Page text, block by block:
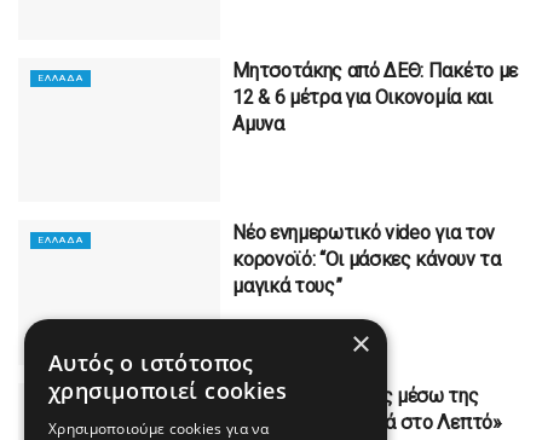
ΕΛΛΑΔΑ
Μητσοτάκης από ΔΕΘ: Πακέτο με
12 & 6 μέτρα για Οικονομία και
Αμυνα
ΕΛΛΑΔΑ
Νέο ενημερωτικό video για τον
κορονοϊό: “Οι μάσκες κάνουν τα
μαγικά τους”
ΕΛΛΑΔΑ
ΠΡΟΣΟΧΗ: Απάτες μέσω της
εφαρμογής «Λεφτά στο Λεπτό»
×
Αυτός ο ιστότοπος
χρησιμοποιεί cookies
Χρησιμοποιούμε cookies για να